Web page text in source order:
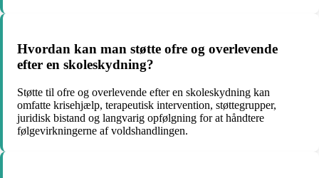
Hvordan kan man støtte ofre og overlevende
efter en skoleskydning?
Støtte til ofre og overlevende efter en skoleskydning kan
omfatte krisehjælp, terapeutisk intervention, støttegrupper,
juridisk bistand og langvarig opfølgning for at håndtere
følgevirkningerne af voldshandlingen.